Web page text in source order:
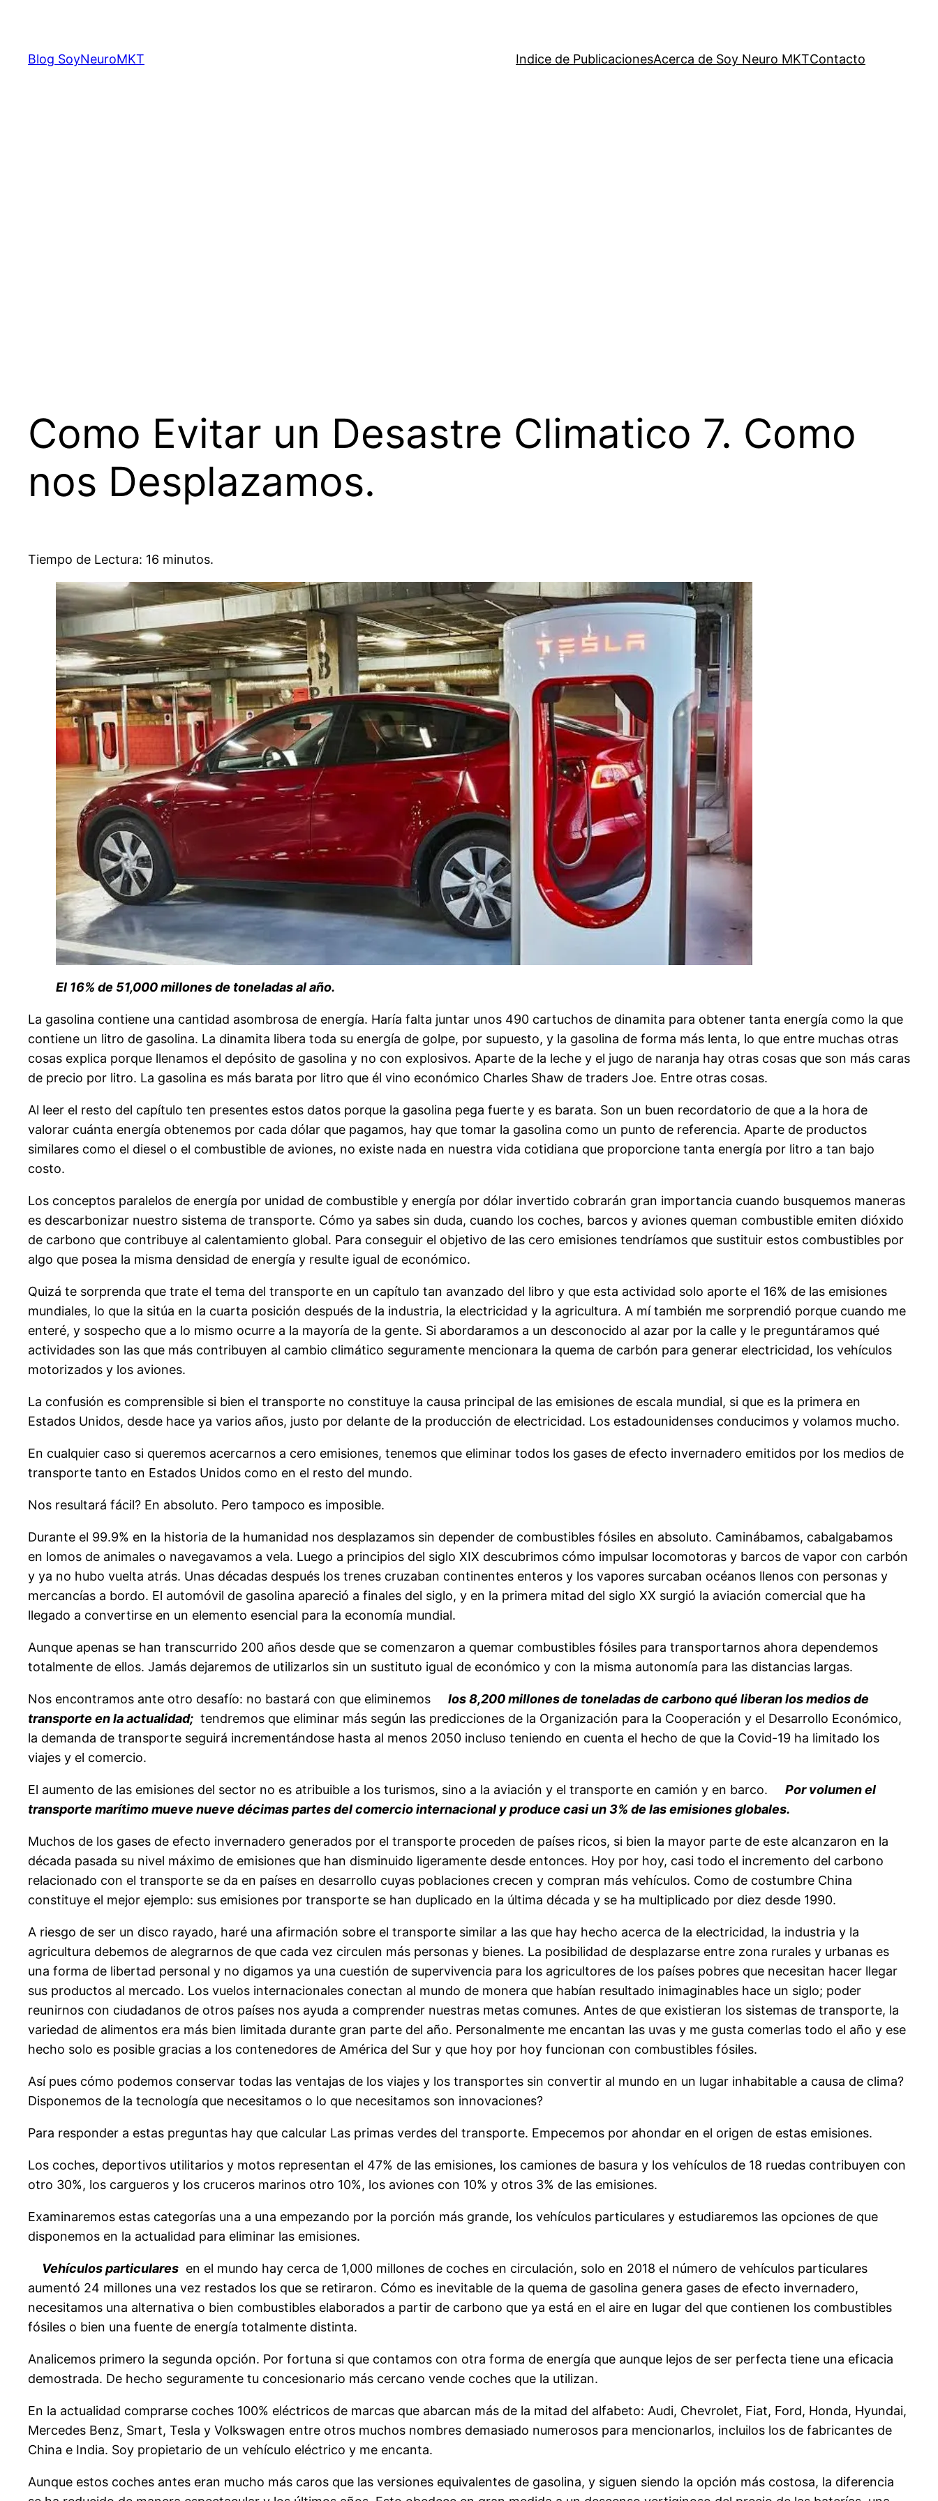
contenido
Blog SoyNeuroMKT Indice de PublicacionesAcerca de Soy Neuro MKTContacto
Como Evitar un Desastre Climatico 7. Como
nos Desplazamos.
Tiempo de Lectura: 16 minutos.
El 16% de 51,000 millones de toneladas al año.
La gasolina contiene una cantidad asombrosa de energía. Haría falta juntar unos 490 cartuchos de dinamita para obtener tanta energía como la que
contiene un litro de gasolina. La dinamita libera toda su energía de golpe, por supuesto, y la gasolina de forma más lenta, lo que entre muchas otras
cosas explica porque llenamos el depósito de gasolina y no con explosivos. Aparte de la leche y el jugo de naranja hay otras cosas que son más caras
de precio por litro. La gasolina es más barata por litro que él vino económico Charles Shaw de traders Joe. Entre otras cosas.
Al leer el resto del capítulo ten presentes estos datos porque la gasolina pega fuerte y es barata. Son un buen recordatorio de que a la hora de
valorar cuánta energía obtenemos por cada dólar que pagamos, hay que tomar la gasolina como un punto de referencia. Aparte de productos
similares como el diesel o el combustible de aviones, no existe nada en nuestra vida cotidiana que proporcione tanta energía por litro a tan bajo
costo.
Los conceptos paralelos de energía por unidad de combustible y energía por dólar invertido cobrarán gran importancia cuando busquemos maneras
es descarbonizar nuestro sistema de transporte. Cómo ya sabes sin duda, cuando los coches, barcos y aviones queman combustible emiten dióxido
de carbono que contribuye al calentamiento global. Para conseguir el objetivo de las cero emisiones tendríamos que sustituir estos combustibles por
algo que posea la misma densidad de energía y resulte igual de económico.
Quizá te sorprenda que trate el tema del transporte en un capítulo tan avanzado del libro y que esta actividad solo aporte el 16% de las emisiones
mundiales, lo que la sitúa en la cuarta posición después de la industria, la electricidad y la agricultura. A mí también me sorprendió porque cuando me
enteré, y sospecho que a lo mismo ocurre a la mayoría de la gente. Si abordaramos a un desconocido al azar por la calle y le preguntáramos qué
actividades son las que más contribuyen al cambio climático seguramente mencionara la quema de carbón para generar electricidad, los vehículos
motorizados y los aviones.
La confusión es comprensible si bien el transporte no constituye la causa principal de las emisiones de escala mundial, si que es la primera en
Estados Unidos, desde hace ya varios años, justo por delante de la producción de electricidad. Los estadounidenses conducimos y volamos mucho.
En cualquier caso si queremos acercarnos a cero emisiones, tenemos que eliminar todos los gases de efecto invernadero emitidos por los medios de
transporte tanto en Estados Unidos como en el resto del mundo.
Nos resultará fácil? En absoluto. Pero tampoco es imposible.
Durante el 99.9% en la historia de la humanidad nos desplazamos sin depender de combustibles fósiles en absoluto. Caminábamos, cabalgabamos
en lomos de animales o navegavamos a vela. Luego a principios del siglo XIX descubrimos cómo impulsar locomotoras y barcos de vapor con carbón
y ya no hubo vuelta atrás. Unas décadas después los trenes cruzaban continentes enteros y los vapores surcaban océanos llenos con personas y
mercancías a bordo. El automóvil de gasolina apareció a finales del siglo, y en la primera mitad del siglo XX surgió la aviación comercial que ha
llegado a convertirse en un elemento esencial para la economía mundial.
Aunque apenas se han transcurrido 200 años desde que se comenzaron a quemar combustibles fósiles para transportarnos ahora dependemos
totalmente de ellos. Jamás dejaremos de utilizarlos sin un sustituto igual de económico y con la misma autonomía para las distancias largas.
Nos encontramos ante otro desafío: no bastará con que eliminemos
los 8,200 millones de toneladas de carbono qué liberan los medios de
transporte en la actualidad; tendremos que eliminar más según las predicciones de la Organización para la Cooperación y el Desarrollo Económico,
la demanda de transporte seguirá incrementándose hasta al menos 2050 incluso teniendo en cuenta el hecho de que la Covid-19 ha limitado los
viajes y el comercio.
El aumento de las emisiones del sector no es atribuible a los turismos, sino a la aviación y el transporte en camión y en barco.
Por volumen el
transporte marítimo mueve nueve décimas partes del comercio internacional y produce casi un 3% de las emisiones globales.
Muchos de los gases de efecto invernadero generados por el transporte proceden de países ricos, si bien la mayor parte de este alcanzaron en la
década pasada su nivel máximo de emisiones que han disminuido ligeramente desde entonces. Hoy por hoy, casi todo el incremento del carbono
relacionado con el transporte se da en países en desarrollo cuyas poblaciones crecen y compran más vehículos. Como de costumbre China
constituye el mejor ejemplo: sus emisiones por transporte se han duplicado en la última década y se ha multiplicado por diez desde 1990.
A riesgo de ser un disco rayado, haré una afirmación sobre el transporte similar a las que hay hecho acerca de la electricidad, la industria y la
agricultura debemos de alegrarnos de que cada vez circulen más personas y bienes. La posibilidad de desplazarse entre zona rurales y urbanas es
una forma de libertad personal y no digamos ya una cuestión de supervivencia para los agricultores de los países pobres que necesitan hacer llegar
sus productos al mercado. Los vuelos internacionales conectan al mundo de monera que habían resultado inimaginables hace un siglo; poder
reunirnos con ciudadanos de otros países nos ayuda a comprender nuestras metas comunes. Antes de que existieran los sistemas de transporte, la
variedad de alimentos era más bien limitada durante gran parte del año. Personalmente me encantan las uvas y me gusta comerlas todo el año y ese
hecho solo es posible gracias a los contenedores de América del Sur y que hoy por hoy funcionan con combustibles fósiles.
Así pues cómo podemos conservar todas las ventajas de los viajes y los transportes sin convertir al mundo en un lugar inhabitable a causa de clima?
Disponemos de la tecnología que necesitamos o lo que necesitamos son innovaciones?
Para responder a estas preguntas hay que calcular Las primas verdes del transporte. Empecemos por ahondar en el origen de estas emisiones.
Los coches, deportivos utilitarios y motos representan el 47% de las emisiones, los camiones de basura y los vehículos de 18 ruedas contribuyen con
otro 30%, los cargueros y los cruceros marinos otro 10%, los aviones con 10% y otros 3% de las emisiones.
Examinaremos estas categorías una a una empezando por la porción más grande, los vehículos particulares y estudiaremos las opciones de que
disponemos en la actualidad para eliminar las emisiones.
Vehículos particulares en el mundo hay cerca de 1,000 millones de coches en circulación, solo en 2018 el número de vehículos particulares
aumentó 24 millones una vez restados los que se retiraron. Cómo es inevitable de la quema de gasolina genera gases de efecto invernadero,
necesitamos una alternativa o bien combustibles elaborados a partir de carbono que ya está en el aire en lugar del que contienen los combustibles
fósiles o bien una fuente de energía totalmente distinta.
Analicemos primero la segunda opción. Por fortuna si que contamos con otra forma de energía que aunque lejos de ser perfecta tiene una eficacia
demostrada. De hecho seguramente tu concesionario más cercano vende coches que la utilizan.
En la actualidad comprarse coches 100% eléctricos de marcas que abarcan más de la mitad del alfabeto: Audi, Chevrolet, Fiat, Ford, Honda, Hyundai,
Mercedes Benz, Smart, Tesla y Volkswagen entre otros muchos nombres demasiado numerosos para mencionarlos, incluilos los de fabricantes de
China e India. Soy propietario de un vehículo eléctrico y me encanta.
Aunque estos coches antes eran mucho más caros que las versiones equivalentes de gasolina, y siguen siendo la opción más costosa, la diferencia